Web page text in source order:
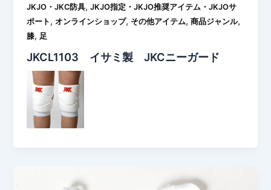
JKJO・JKC防具,JKJO指定・JKJO推奨アイテム・JKJOサ
ポート ,オンラインショップ, その他アイテム,商品ジャンル,
膝, 足
JKCL1103 イサミ製 JKCニーガード